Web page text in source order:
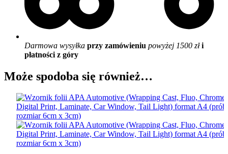
Darmowa wysyłka przy zamówieniu powyżej 1500 złi
płatności z góry
Może spodoba się również…